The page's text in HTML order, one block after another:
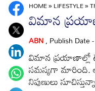
HOME»LIFESTYLE»
విమాన
ABN, Publish Date
విమాన ప్రయాణాల్లో
సమస్యగా మారింది.
నిపుణులు